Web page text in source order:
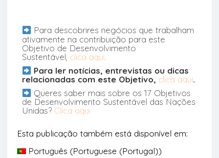
Para descobrires negócios que trabalham
ativamente na contribuição para este
Objetivo de Desenvolvimento
Sustentável, clica aqui
Para ler notícias, entrevistas ou dicas
relacionadas com este Objetivo, clica aqui.
Queres saber mais sobre os 17 Objetivos
de Desenvolvimento Sustentável das Nações
Unidas? Clica aqui
Esta publicação também está disponível em:
Português (Portuguese (Portugal))